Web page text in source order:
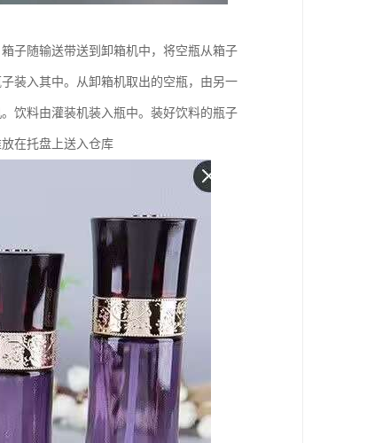
子随输送带送到卸箱机中，将空瓶从箱子
装入其中。从卸箱机取出的空瓶，由另一
饮料由灌装机装入瓶中。装好饮料的瓶子
在托盘上送入仓库